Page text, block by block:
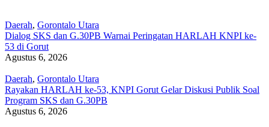
Daerah, Gorontalo Utara
Dialog SKS dan G.30PB Warnai Peringatan HARLAH KNPI ke-
53 di Gorut
Agustus 6, 2026
Daerah, Gorontalo Utara
Rayakan HARLAH ke-53, KNPI Gorut Gelar Diskusi Publik Soal
Program SKS dan G.30PB
Agustus 6, 2026